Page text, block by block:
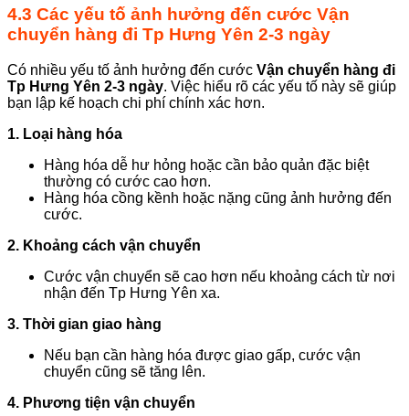
4.3 Các yếu tố ảnh hưởng đến cước Vận
chuyển hàng đi Tp Hưng Yên 2-3 ngày
Có nhiều yếu tố ảnh hưởng đến cước Vận chuyển hàng đi
Tp Hưng Yên 2-3 ngày. Việc hiểu rõ các yếu tố này sẽ giúp
bạn lập kế hoạch chi phí chính xác hơn.
1. Loại hàng hóa
Hàng hóa dễ hư hỏng hoặc cần bảo quản đặc biệt
thường có cước cao hơn.
Hàng hóa cồng kềnh hoặc nặng cũng ảnh hưởng đến
cước.
2. Khoảng cách vận chuyển
Cước vận chuyển sẽ cao hơn nếu khoảng cách từ nơi
nhận đến Tp Hưng Yên xa.
3. Thời gian giao hàng
Nếu bạn cần hàng hóa được giao gấp, cước vận
chuyển cũng sẽ tăng lên.
4. Phương tiện vận chuyển